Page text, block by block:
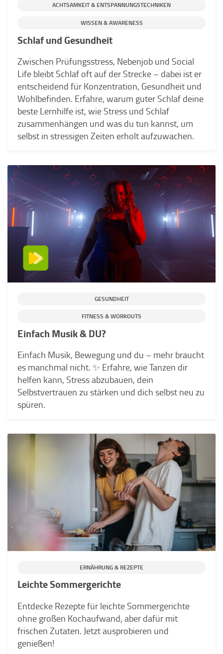
ACHTSAMKEIT & ENTSPANNUNGSTECHNIKEN
WISSEN & AWARENESS
Schlaf und Gesundheit
Zwischen Prüfungsstress, Nebenjob und Social
Life bleibt Schlaf oft auf der Strecke – dabei ist er
entscheidend für Konzentration, Gesundheit und
Wohlbefinden. Erfahre, warum guter Schlaf deine
beste Lernhilfe ist, wie Stress und Schlaf
zusammenhängen und was du tun kannst, um
selbst in stressigen Zeiten erholt aufzuwachen.
GESUNDHEIT
FITNESS & WORKOUTS
Einfach Musik & DU?
Einfach Musik, Bewegung und du – mehr braucht
es manchmal nicht. ✨ Erfahre, wie Tanzen dir
helfen kann, Stress abzubauen, dein
Selbstvertrauen zu stärken und dich selbst neu zu
spüren.
ERNÄHRUNG & REZEPTE
Leichte Sommergerichte
Entdecke Rezepte für leichte Sommergerichte
ohne großen Kochaufwand, aber dafür mit
frischen Zutaten. Jetzt ausprobieren und
genießen!